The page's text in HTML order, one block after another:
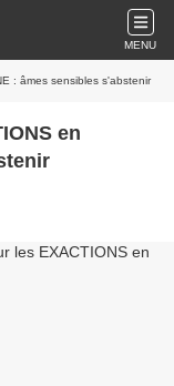
MENU
: âmes sensibles s'abstenir
en